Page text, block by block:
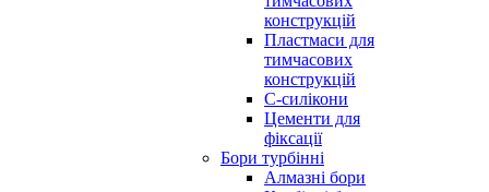
конструкцій
Пластмаси для
тимчасових
конструкцій
С-силікони
Цементи для
фіксації
Бори турбінні
Алмазні бори